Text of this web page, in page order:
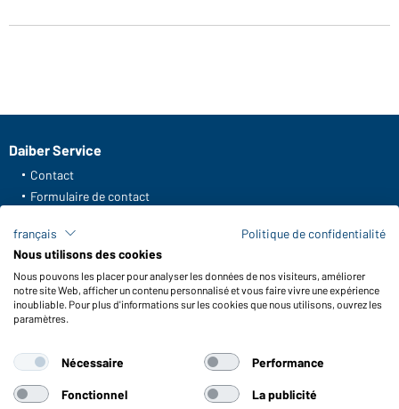
Daiber Service
Contact
Formulaire de contact
FAQ / Manuel d' utilisation
Vérifier le stock
Reporting system according to whistleblower protection act
Fonctions et entretien
Conseils d'entretien
Tailles
Couleurs
français
Politique de confidentialité
Nous utilisons des cookies
Nous pouvons les placer pour analyser les données de nos visiteurs, améliorer
notre site Web, afficher un contenu personnalisé et vous faire vivre une expérience
inoubliable. Pour plus d'informations sur les cookies que nous utilisons, ouvrez les
paramètres.
Nécessaire Performance
Fonctionnel La publicité